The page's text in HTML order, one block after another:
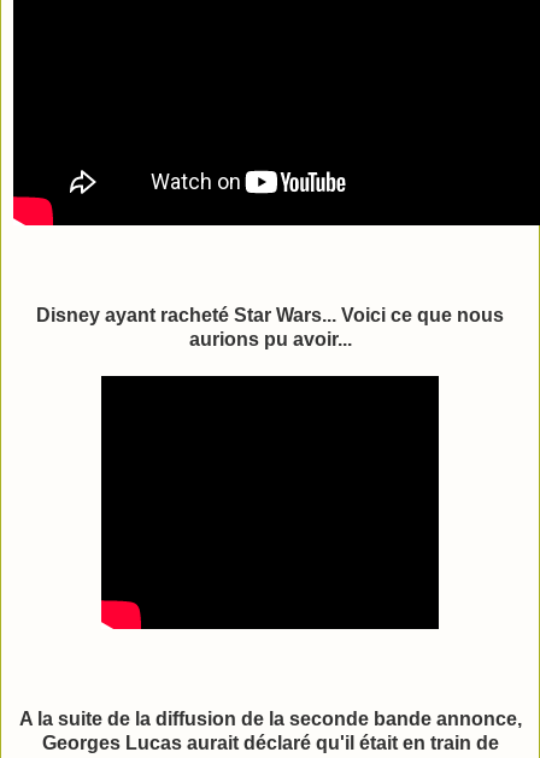
Disney ayant racheté Star Wars... Voici ce que nous
aurions pu avoir...
A la suite de la diffusion de la seconde bande annonce,
Georges Lucas aurait déclaré qu'il était en train de